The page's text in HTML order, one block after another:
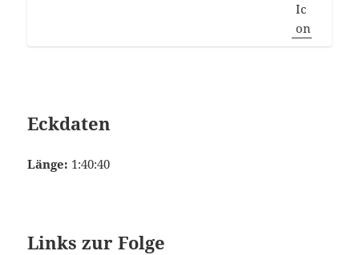
Eckdaten
Länge: 1:40:40
Links zur Folge